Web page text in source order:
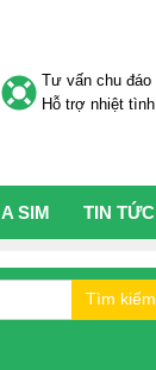
Tư vấn chu đáo
Hỗ trợ nhiệt tình
SIM TIN TỨC
Tìm kiếm